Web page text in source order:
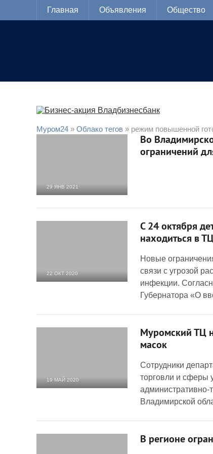
Главная Объявления Общество
Муром24 » Облако тегов » режим повышенной
29 ЯНВ 2021
Во
ограничений
22 ОКТ 2020
С 24 октября
находиться в
Новые
связи с угрозой
инфекции.
Губернатора «О
19 МАЙ 2020
Муромский ТЦ
масок
Сотрудники
торговли и сферы
административно-
Владимирской
В регионе